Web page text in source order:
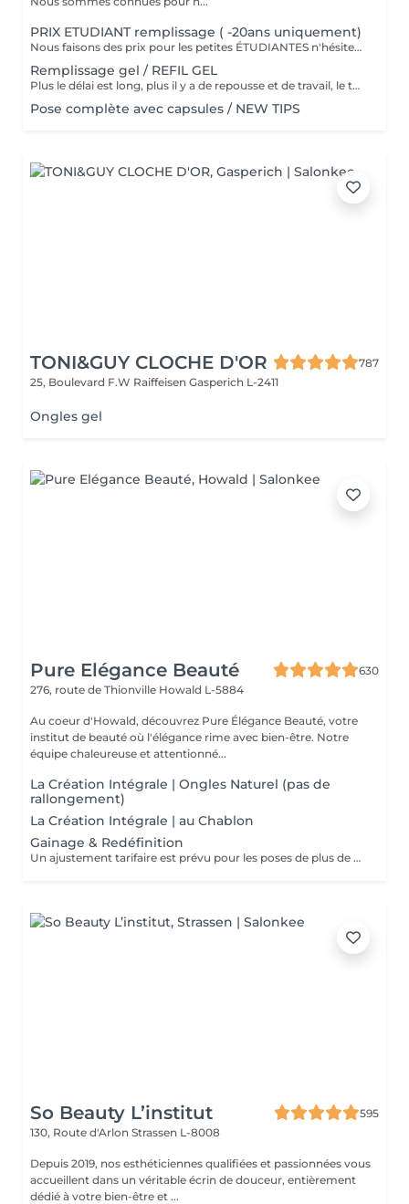
PRIX ETUDIANT remplissage ( -20ans uniquement)
Nous faisons des prix pour les petites ÉTUDIANTES n'hésitez pas a passer
Remplissage gel / REFIL GEL
Plus le délai est long, plus il y a de repousse et de travail, le tarif s'adapte donc au temps écoulé depuis votre dernier rendez-vous. Merci de choisir le remplissage adapté
Pose complète avec capsules / NEW TIPS
TONI&GUY CLOCHE D'OR
787
25, Boulevard F.W Raiffeisen Gasperich L-2411
Ongles gel
Pure Elégance Beauté
630
276, route de Thionville Howald L-5884
Au coeur d'Howald, découvrez Pure Élégance Beauté, votre
institut de beauté où l'élégance rime avec bien-être. Notre
équipe chaleureuse et attentionné...
La Création Intégrale | Ongles Naturel (pas de
rallongement)
La Création Intégrale | au Chablon
Gainage & Redéfinition
Un ajustement tarifaire est prévu pour les poses de plus de 4 semaines nécessitant un travail de restructuration .
So Beauty L’institut
595
130, Route d'Arlon Strassen L-8008
Depuis 2019, nos esthéticiennes qualifiées et passionnées vous
accueillent dans un véritable écrin de douceur, entièrement
dédié à votre bien-être et ...